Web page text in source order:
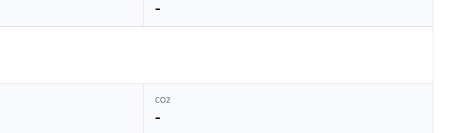
–
CO2
–